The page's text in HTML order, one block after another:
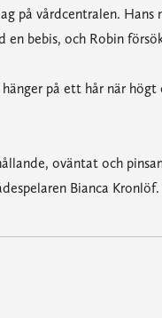
på vårdcentralen.
en bebis, och Robin
på ett hår när
oväntat och
Bianca Kronlöf.